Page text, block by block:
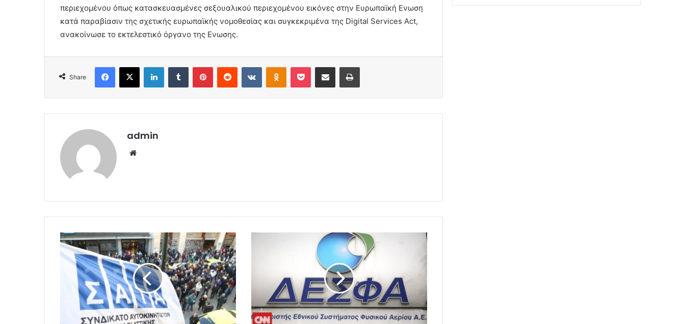
περιεχομένου όπως κατασκευασμένες σεξουαλικού περιεχομένου εικόνες στην Ευρωπαϊκή Ενωση
κατά παραβίασιν της σχετικής ευρωπαϊκής νομοθεσίας και συγκεκριμένα της Digital Services Act,
ανακοίνωσε το εκτελεστικό όργανο της Ενωσης.
Share
Facebook
X LinkedInTumblr PinterestReddit VKontakteOdnoklassniki
Pocket Share via Email Print
admin